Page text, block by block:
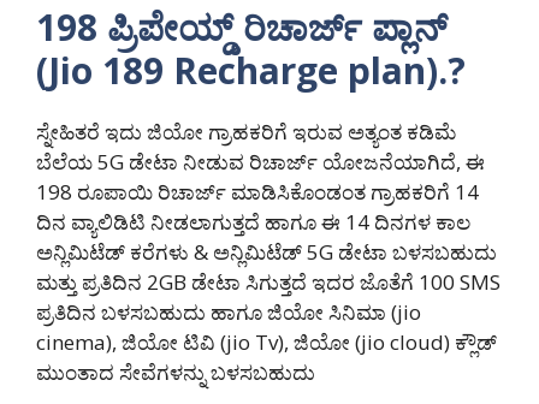
198 ಪ್ರಿಪೇಯ್ಡ್ ರಿಚಾರ್ಜ್ ಪ್ಲಾನ್
(Jio 189 Recharge plan).?
ಸ್ನೇಹಿತರೆ ಇದು ಜಿಯೋ ಗ್ರಾಹಕರಿಗೆ ಇರುವ ಅತ್ಯಂತ ಕಡಿಮೆ
ಬೆಲೆಯ 5G ಡೇಟಾ ನೀಡುವ ರಿಚಾರ್ಜ್ ಯೋಜನೆಯಾಗಿದೆ, ಈ
198 ರೂಪಾಯಿ ರಿಚಾರ್ಜ್ ಮಾಡಿಸಿಕೊಂಡಂತ ಗ್ರಾಹಕರಿಗೆ 14
ದಿನ ವ್ಯಾಲಿಡಿಟಿ ನೀಡಲಾಗುತ್ತದೆ ಹಾಗೂ ಈ 14 ದಿನಗಳ ಕಾಲ
ಅನ್ಲಿಮಿಟೆಡ್ ಕರೆಗಳು & ಅನ್ಲಿಮಿಟೆಡ್ 5G ಡೇಟಾ ಬಳಸಬಹುದು
ಮತ್ತು ಪ್ರತಿದಿನ 2GB ಡೇಟಾ ಸಿಗುತ್ತದೆ ಇದರ ಜೊತೆಗೆ 100 SMS
ಪ್ರತಿದಿನ ಬಳಸಬಹುದು ಹಾಗೂ ಜಿಯೋ ಸಿನಿಮಾ (jio
cinema), ಜಿಯೋ ಟಿವಿ (jio Tv), ಜಿಯೋ (jio cloud) ಕ್ಲೌಡ್
ಮುಂತಾದ ಸೇವೆಗಳನ್ನು ಬಳಸಬಹುದು